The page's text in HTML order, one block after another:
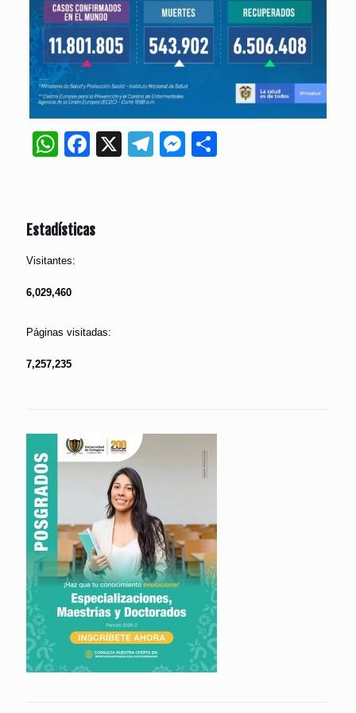
WhatsApp
Facebook
X Telegram
Messenger
Estadísticas
Visitantes:
6,029,460
Páginas visitadas:
7,257,235